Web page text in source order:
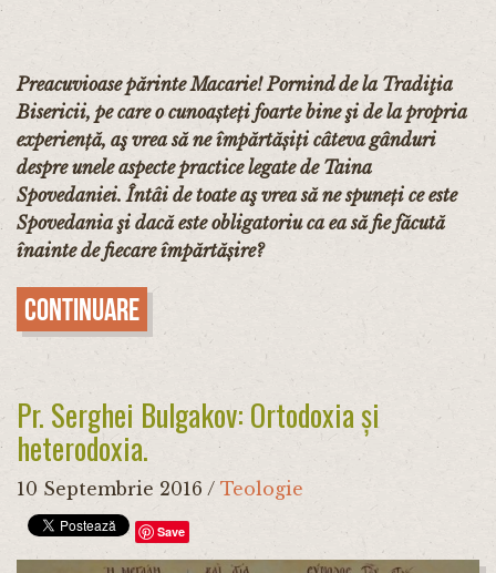
Preacuvioase părinte Macarie! Pornind de la Tradiţia
Bisericii, pe care o cunoașteți foarte bine şi de la propria
experiență, aş vrea să ne împărtășiți câteva gânduri
despre unele aspecte practice legate de Taina
Spovedaniei.Întâi de toate aş vrea să ne spuneți ce este
Spovedania şi dacă este obligatoriu ca ea să fie făcută
înainte de fiecare împărtășire?
Continuare
Pr. Serghei Bulgakov: Ortodoxia și
heterodoxia.
10 Septembrie 2016 / Teologie
Save